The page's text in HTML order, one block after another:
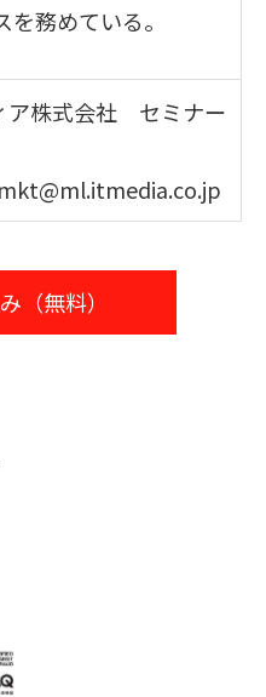
を務めている。
ア株式会社 セミナー
（無料）